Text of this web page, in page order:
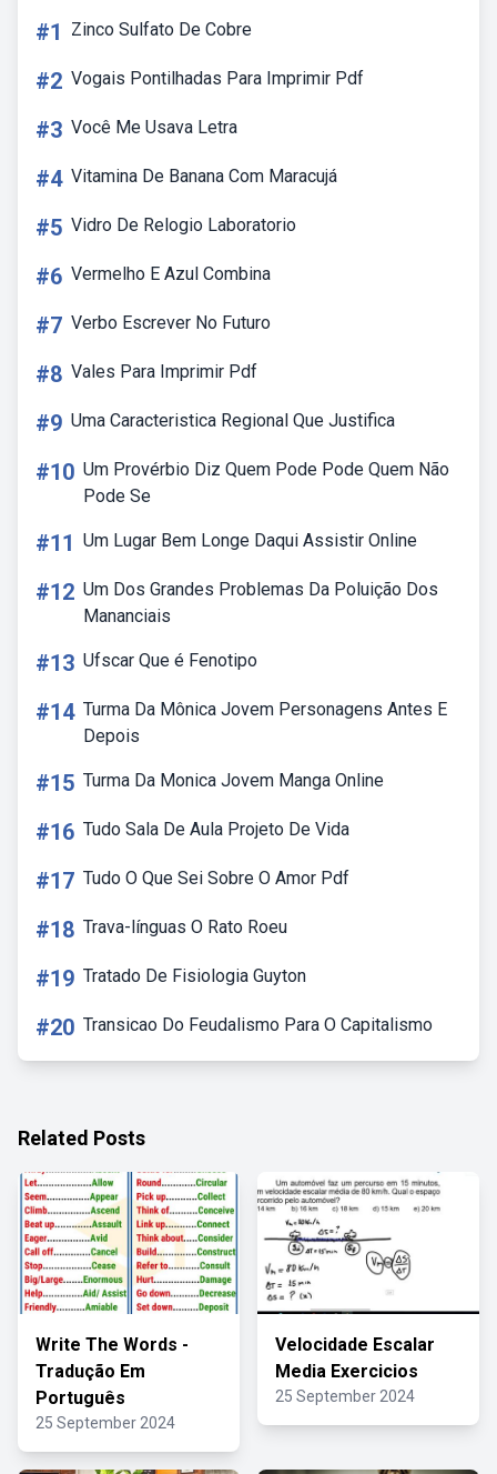
#1 Zinco Sulfato De Cobre
#2 Vogais Pontilhadas Para Imprimir Pdf
#3 Você Me Usava Letra
#4 Vitamina De Banana Com Maracujá
#5 Vidro De Relogio Laboratorio
#6 Vermelho E Azul Combina
#7 Verbo Escrever No Futuro
#8 Vales Para Imprimir Pdf
#9 Uma Caracteristica Regional Que Justifica
#10 Um Provérbio Diz Quem Pode Pode Quem Não
Pode Se
#11 Um Lugar Bem Longe Daqui Assistir Online
#12 Um Dos Grandes Problemas Da Poluição Dos
Mananciais
#13 Ufscar Que é Fenotipo
#14 Turma Da Mônica Jovem Personagens Antes E
Depois
#15 Turma Da Monica Jovem Manga Online
#16 Tudo Sala De Aula Projeto De Vida
#17 Tudo O Que Sei Sobre O Amor Pdf
#18 Trava-línguas O Rato Roeu
#19 Tratado De Fisiologia Guyton
#20 Transicao Do Feudalismo Para O Capitalismo
Related Posts
Write The Words -
Tradução Em
Português
25 September 2024
Velocidade Escalar
Media Exercicios
25 September 2024